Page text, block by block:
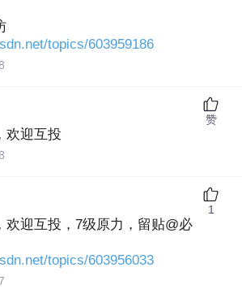
topics/603959186
欢迎互投
赞
欢迎互投，7级原力，留贴@必
topics/603956033
1